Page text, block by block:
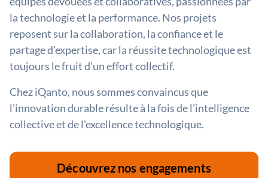
la technologie et la performance. Nos projets
reposent sur la collaboration, la confiance et le
partage d'expertise, car la réussite technologique est
toujours le fruit d'un effort collectif.
Chez iQanto, nous sommes convaincus que
l'innovation durable résulte à la fois de l'intelligence
collective et de l'excellence technologique.
Découvrez nos engagements